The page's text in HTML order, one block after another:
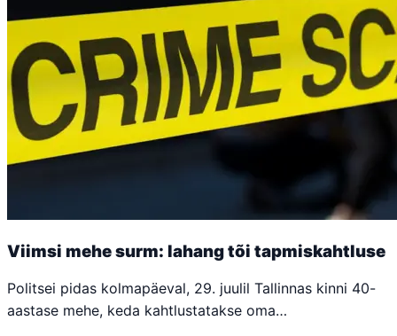
Viimsi mehe surm: lahang tõi tapmiskahtluse
Politsei pidas kolmapäeval, 29. juulil Tallinnas kinni 40-
aastase mehe, keda kahtlustatakse oma…